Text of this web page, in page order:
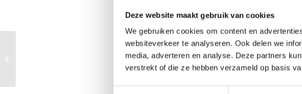
Deze website maakt gebruik van cookies
We gebruiken cookies om content en
websiteverkeer te analyseren. Ook delen we
media, adverteren en analyse. Deze partners
verstrekt of die ze hebben verzameld op basis
Wanneer
21 augustus 2026